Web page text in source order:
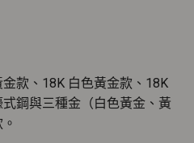
款、18K 白色黃金款、18K
鋼與三種金（白色黃金、黃